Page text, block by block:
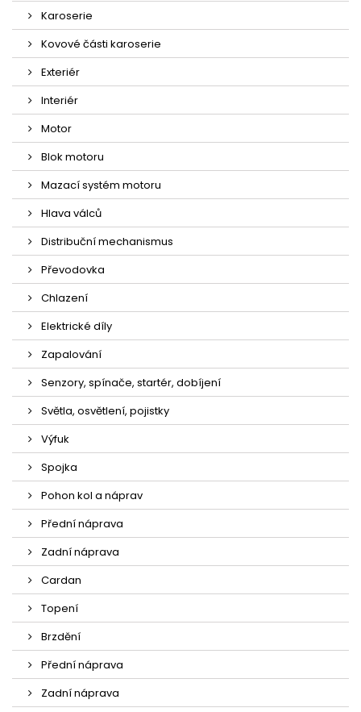
Karoserie
Kovové části karoserie
Exteriér
Interiér
Motor
Blok motoru
Mazací systém motoru
Hlava válců
Distribuční mechanismus
Převodovka
Chlazení
Elektrické díly
Zapalování
Senzory, spínače, startér, dobíjení
Světla, osvětlení, pojistky
Výfuk
Spojka
Pohon kol a náprav
Přední náprava
Zadní náprava
Cardan
Topení
Brzdění
Přední náprava
Zadní náprava